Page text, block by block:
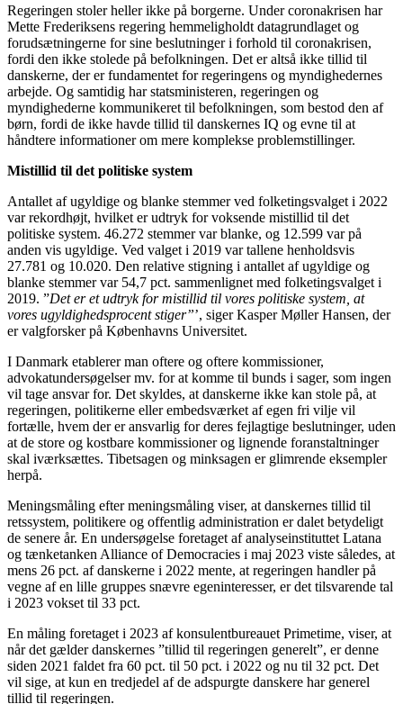
Regeringen stoler heller ikke på borgerne. Under coronakrisen har
Mette Frederiksens regering hemmeligholdt datagrundlaget og
forudsætningerne for sine beslutninger i forhold til coronakrisen,
fordi den ikke stolede på befolkningen. Det er altså ikke tillid til
danskerne, der er fundamentet for regeringens og myndighedernes
arbejde. Og samtidig har statsministeren, regeringen og
myndighederne kommunikeret til befolkningen, som bestod den af
børn, fordi de ikke havde tillid til danskernes IQ og evne til at
håndtere informationer om mere komplekse problemstillinger.
Mistillid til det politiske system
Antallet af ugyldige og blanke stemmer ved folketingsvalget i 2022
var rekordhøjt, hvilket er udtryk for voksende mistillid til det
politiske system. 46.272 stemmer var blanke, og 12.599 var på
anden vis ugyldige. Ved valget i 2019 var tallene henholdsvis
27.781 og 10.020. Den relative stigning i antallet af ugyldige og
blanke stemmer var 54,7 pct. sammenlignet med folketingsvalget i
2019. ”Det er et udtryk for mistillid til vores politiske system, at
vores ugyldighedsprocent stiger”’, siger Kasper Møller Hansen, der
er valgforsker på Københavns Universitet.
I Danmark etablerer man oftere og oftere kommissioner,
advokatundersøgelser mv. for at komme til bunds i sager, som ingen
vil tage ansvar for. Det skyldes, at danskerne ikke kan stole på, at
regeringen, politikerne eller embedsværket af egen fri vilje vil
fortælle, hvem der er ansvarlig for deres fejlagtige beslutninger, uden
at de store og kostbare kommissioner og lignende foranstaltninger
skal iværksættes. Tibetsagen og minksagen er glimrende eksempler
herpå.
Meningsmåling efter meningsmåling viser, at danskernes tillid til
retssystem, politikere og offentlig administration er dalet betydeligt
de senere år. En undersøgelse foretaget af analyseinstituttet Latana
og tænketanken Alliance of Democracies i maj 2023 viste således, at
mens 26 pct. af danskerne i 2022 mente, at regeringen handler på
vegne af en lille gruppes snævre egeninteresser, er det tilsvarende tal
i 2023 vokset til 33 pct.
En måling foretaget i 2023 af konsulentbureauet Primetime, viser, at
når det gælder danskernes ”tillid til regeringen generelt”, er denne
siden 2021 faldet fra 60 pct. til 50 pct. i 2022 og nu til 32 pct. Det
vil sige, at kun en tredjedel af de adspurgte danskere har generel
tillid til regeringen.